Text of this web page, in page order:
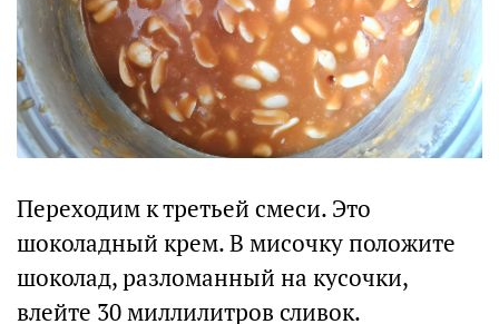
Переходим к третьей смеси. Это
шоколадный крем. В мисочку положите
шоколад, разломанный на кусочки,
влейте 30 миллилитров сливок.